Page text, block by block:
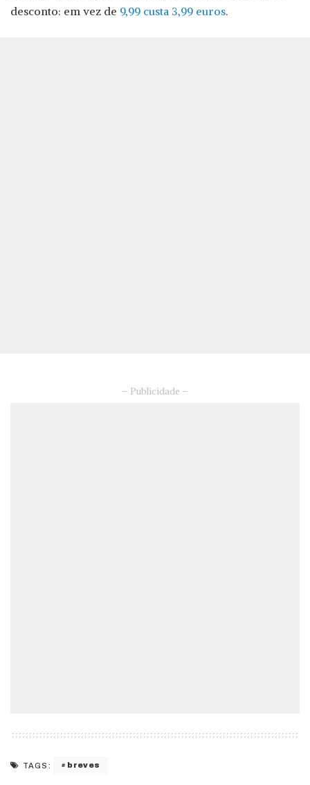
desconto: em vez de 9,99 custa 3,99 euros.
– Publicidade –
TAGS: breves